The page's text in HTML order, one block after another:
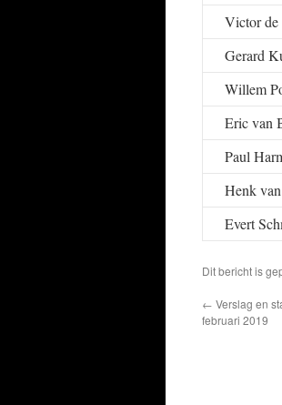
Victor de
Gerard
Willem
Eric van
Paul
Henk
Evert
Dit bericht is
← Verslag en
februari 2019